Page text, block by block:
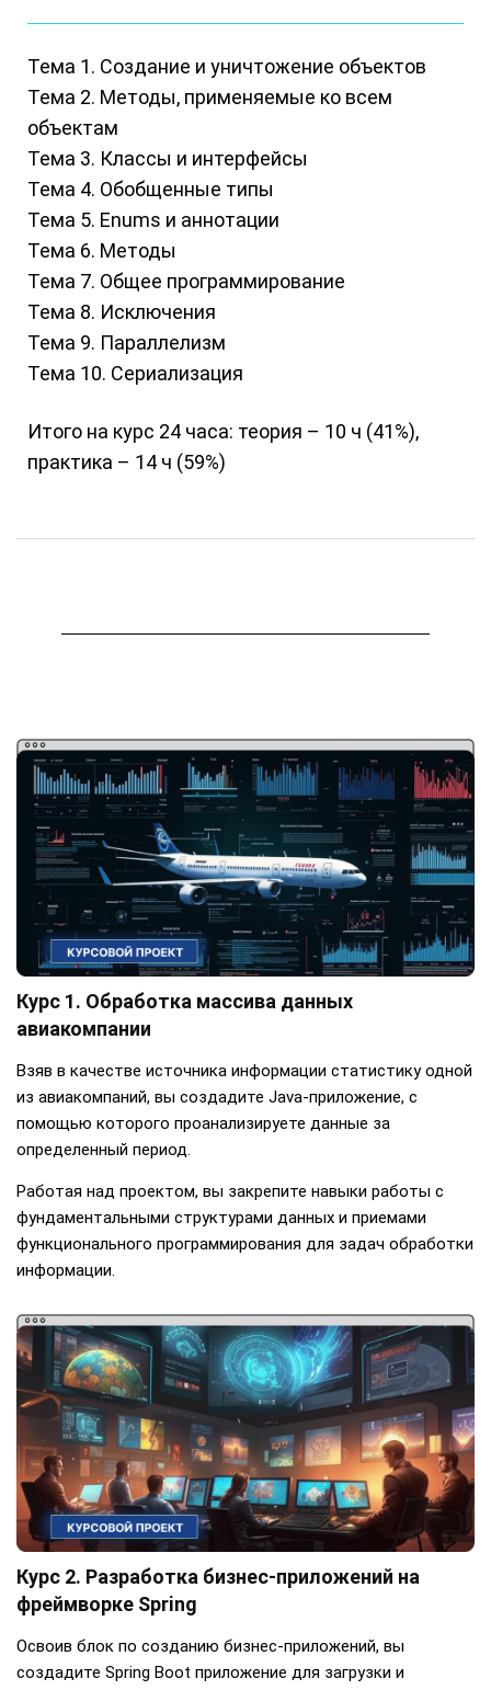
Тема 1. Создание и уничтожение объектов
Тема 2. Методы, применяемые ко всем
объектам
Тема 3. Классы и интерфейсы
Тема 4. Обобщенные типы
Тема 5. Enums и аннотации
Тема 6. Методы
Тема 7. Общее программирование
Тема 8. Исключения
Тема 9. Параллелизм
Тема 10. Сериализация
Итого на курс 24 часа: теория – 10 ч (41%),
практика – 14 ч (59%)
Курс 1. Обработка массива данных
авиакомпании
Взяв в качестве источника информации статистику одной
из авиакомпаний, вы создадите Java-приложение, с
помощью которого проанализируете данные за
определенный период.
Работая над проектом, вы закрепите навыки работы с
фундаментальными структурами данных и приемами
функционального программирования для задач обработки
информации.
Курс 2. Разработка бизнес-приложений на
фреймворке Spring
Освоив блок по созданию бизнес-приложений, вы
создадите Spring Boot приложение для загрузки и